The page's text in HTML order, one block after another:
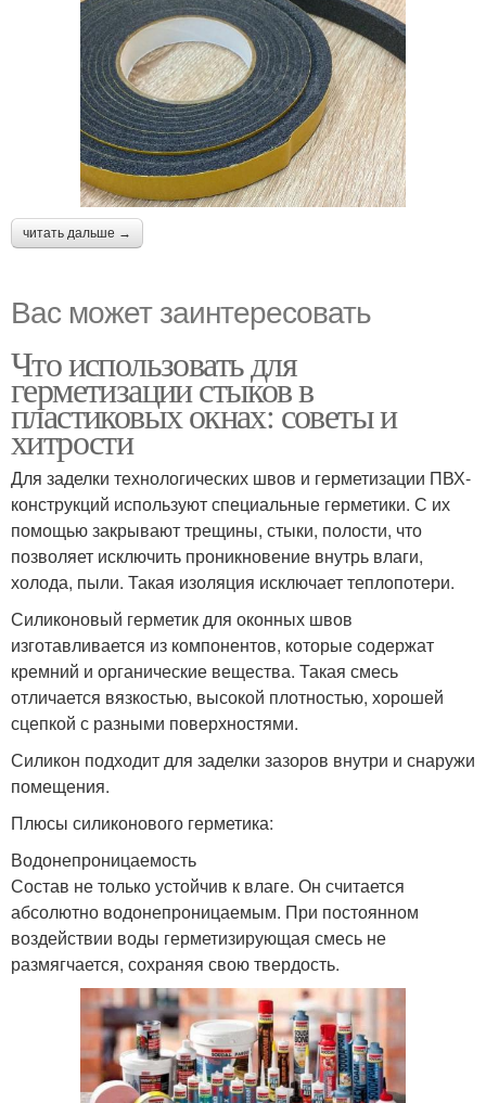
читать дальше →
Вас может заинтересовать
Что использовать для
герметизации стыков в
пластиковых окнах: советы и
хитрости
Для заделки технологических швов и герметизации ПВХ-
конструкций используют специальные герметики. С их
помощью закрывают трещины, стыки, полости, что
позволяет исключить проникновение внутрь влаги,
холода, пыли. Такая изоляция исключает теплопотери.
Силиконовый герметик для оконных швов
изготавливается из компонентов, которые содержат
кремний и органические вещества. Такая смесь
отличается вязкостью, высокой плотностью, хорошей
сцепкой с разными поверхностями.
Силикон подходит для заделки зазоров внутри и снаружи
помещения.
Плюсы силиконового герметика:
Водонепроницаемость
Состав не только устойчив к влаге. Он считается
абсолютно водонепроницаемым. При постоянном
воздействии воды герметизирующая смесь не
размягчается, сохраняя свою твердость.